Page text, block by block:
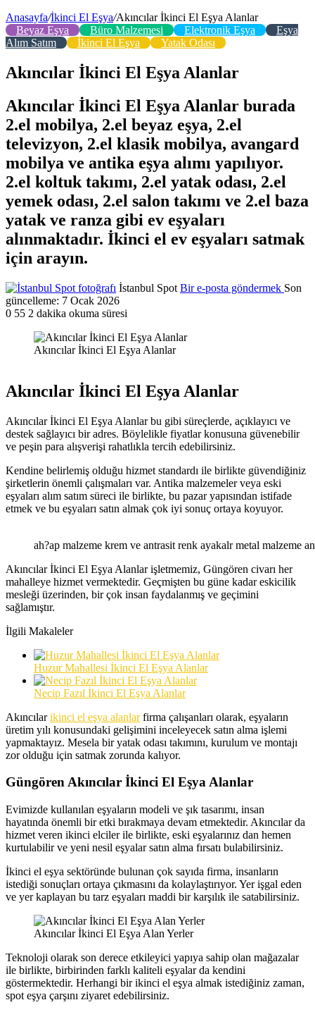
Anasayfa/İkinci El Eşya/Akıncılar İkinci El Eşya Alanlar
Beyaz Eşya
Büro Malzemesi Elektronik Eşya
Eşya
Alım Satım
İkinci El Eşya Yatak Odası
Akıncılar İkinci El Eşya Alanlar
Akıncılar İkinci El Eşya Alanlar burada
2.el mobilya, 2.el beyaz eşya, 2.el
televizyon, 2.el klasik mobilya, avangard
mobilya ve antika eşya alımı yapılıyor.
2.el koltuk takımı, 2.el yatak odası, 2.el
yemek odası, 2.el salon takımı ve 2.el baza
yatak ve ranza gibi ev eşyaları
alınmaktadır. İkinci el ev eşyaları satmak
için arayın.
İstanbul Spot Bir e-posta göndermek Son
güncelleme: 7 Ocak 2026
0 55 2 dakika okuma süresi
Akıncılar İkinci El Eşya Alanlar
Akıncılar İkinci El Eşya Alanlar
Akıncılar İkinci El Eşya Alanlar bu gibi süreçlerde, açıklayıcı ve
destek sağlayıcı bir adres. Böylelikle fiyatlar konusuna güvenebilir
ve peşin para alışverişi rahatlıkla tercih edebilirsiniz.
Kendine belirlemiş olduğu hizmet standardı ile birlikte güvendiğiniz
şirketlerin önemli çalışmaları var. Antika malzemeler veya eski
eşyaları alım satım süreci ile birlikte, bu pazar yapısından istifade
etmek ve bu eşyaları satın almak çok iyi sonuç ortaya koyuyor.
ah?ap malzeme krem ve antrasit renk ayakalr metal malzeme
Akıncılar İkinci El Eşya Alanlar işletmemiz, Güngören civarı her
mahalleye hizmet vermektedir. Geçmişten bu güne kadar eskicilik
mesleği üzerinden, bir çok insan faydalanmış ve geçimini
sağlamıştır.
İlgili Makaleler
Huzur Mahallesi İkinci El Eşya Alanlar
Necip Fazıl İkinci El Eşya Alanlar
Akıncılarikinci el eşya alanlarfirma çalışanları olarak, eşyaların
üretim yılı konusundaki gelişimini inceleyecek satın alma işlemi
yapmaktayız. Mesela bir yatak odası takımını, kurulum ve montajı
zor olduğu için satmak zorunda kalıyor.
Güngören Akıncılar İkinci El Eşya Alanlar
Evimizde kullanılan eşyaların modeli ve şık tasarımı, insan
hayatında önemli bir etki bırakmaya devam etmektedir. Akıncılar da
hizmet veren ikinci elciler ile birlikte, eski eşyalarınız dan hemen
kurtulabilir ve yeni nesil eşyalar satın alma fırsatı bulabilirsiniz.
İkinci el eşya sektöründe bulunan çok sayıda firma, insanların
istediği sonuçları ortaya çıkmasını da kolaylaştırıyor. Yer işgal eden
ve yer kaplayan bu tarz eşyaları maddi bir karşılık ile satabilirsiniz.
Akıncılar İkinci El Eşya Alan Yerler
Teknoloji olarak son derece etkileyici yapıya sahip olan mağazalar
ile birlikte, birbirinden farklı kaliteli eşyalar da kendini
göstermektedir. Herhangi bir ikinci el eşya almak istediğiniz zaman,
spot eşya çarşını ziyaret edebilirsiniz.